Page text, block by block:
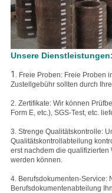
Unsere Dienstleistungen:
1.
Freie Proben: Freie Proben
Zustellgebühr sollten durch
2. Zertifikate: Wir können
Form E, etc.), SGS-Test, etc.
3. Strenge Qualitätskontrolle:
Qualitätskontrollabteilung
erst nachdem die qualifizierten
werden können.
4. Berufsdokumenten-Service:
Berufsdokumentenabteilung